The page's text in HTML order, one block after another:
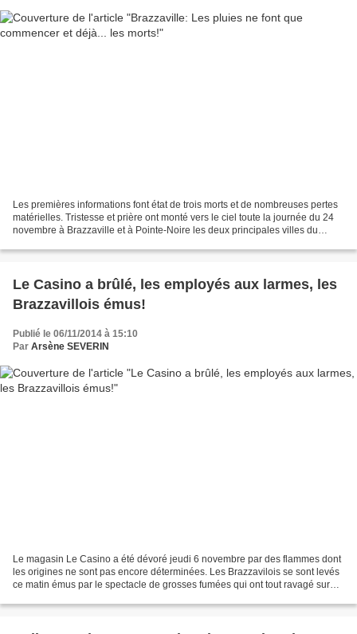
Les premières informations font état de trois morts et de nombreuses pertes
matérielles. Tristesse et prière ont monté vers le ciel toute la journée du 24
novembre à Brazzaville et à Pointe-Noire les deux principales villes du
Le Casino a brûlé, les employés aux larmes, les
Brazzavillois émus!
Publié le 06/11/2014 à 15:10
Par Arsène SEVERIN
Le magasin Le Casino a été dévoré jeudi 6 novembre par des flammes dont
les origines ne sont pas encore déterminées. Les Brazzavilois se sont levés
ce matin émus par le spectacle de grosses fumées qui ont tout ravagé sur